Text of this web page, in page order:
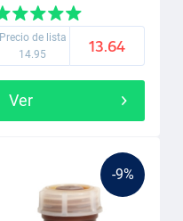
Precio de lista
14.95
13.64
Ver
-9%